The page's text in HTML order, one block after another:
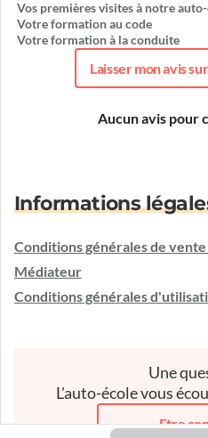
Vos premières visites à notre
Votre formation au code
Votre formation à la conduite
Laisser mon avis
Aucun avis pour
Informations
Conditions générales de
Médiateur
Conditions générales
Une
L'auto-école vous
Etre